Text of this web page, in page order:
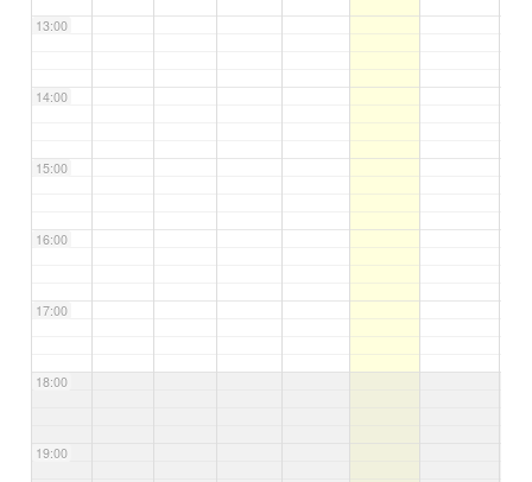
13:00
14:00
15:00
16:00
17:00
18:00
19:00